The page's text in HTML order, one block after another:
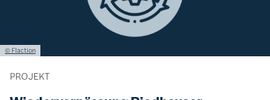
Lizenzinformationen einschließlich Urheberrecht
© Flaction
PROJEKT